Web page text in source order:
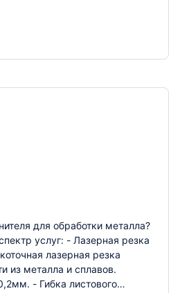
до 10 тонн. С
по 4 и 5 осям.
кг. Обрабатываемая
Возможность резки под
сталь, алюминий,
фторопласт, пластик,
для обработки металла?
услуг: - Лазерная резка
лазерная резка
из металла и сплавов.
- Гибка листового